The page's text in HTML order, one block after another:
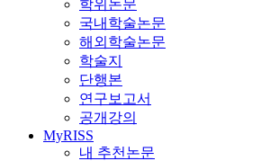
학위논문
국내학술논문
해외학술논문
학술지
단행본
연구보고서
공개강의
MyRISS
내 추천논문